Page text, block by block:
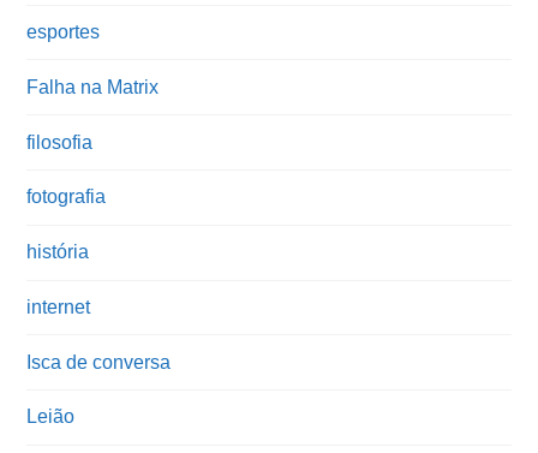
esportes
Falha na Matrix
filosofia
fotografia
história
internet
Isca de conversa
Leião